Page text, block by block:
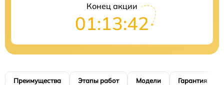
Конец акции
01:13:41
Преимущества Этапы работ Модели Гарантия